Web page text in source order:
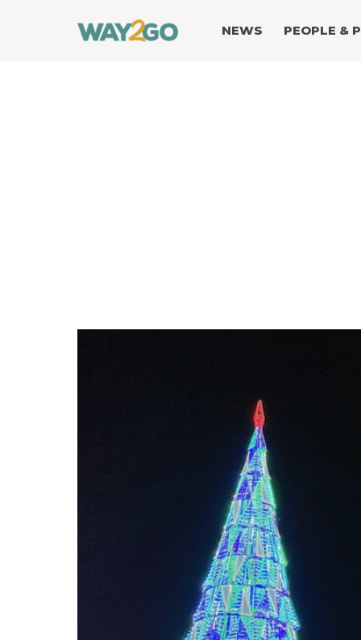
NEWS PEOPLE &